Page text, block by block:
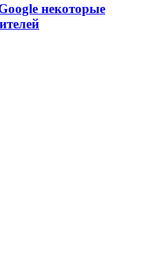
некоторые